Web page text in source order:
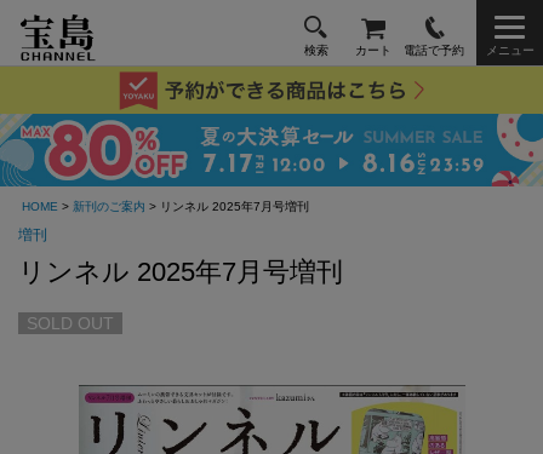
検索 カート 電話で予約 メニュー
HOME > 新刊のご案内 > リンネル 2025年7月号増刊
増刊
リンネル 2025年7月号増刊
SOLD OUT